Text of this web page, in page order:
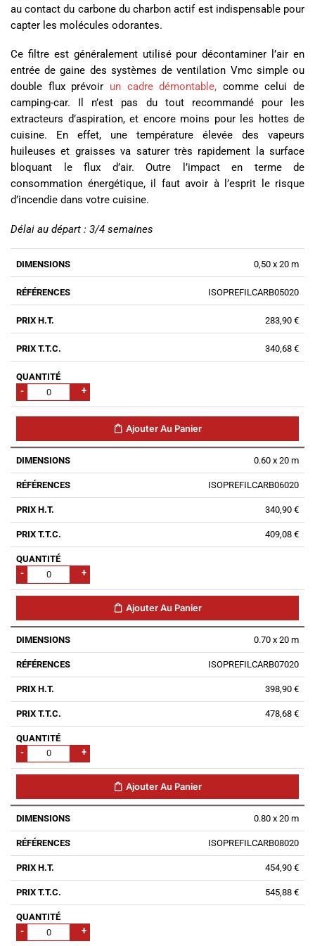
au contact du carbone du charbon actif est indispensable pour
capter les molécules odorantes.
Ce filtre est généralement utilisé pour décontaminer l’air en
entrée de gaine des systèmes de ventilation Vmc simple ou
double flux prévoir un cadre démontable, comme celui de
camping-car. Il n’est pas du tout recommandé pour les
extracteurs d’aspiration, et encore moins pour les hottes de
cuisine. En effet, une température élevée des vapeurs
huileuses et graisses va saturer très rapidement la surface
bloquant le flux d’air. Outre l’impact en terme de
consommation énergétique, il faut avoir à l’esprit le risque
d’incendie dans votre cuisine.
Délai au départ : 3/4 semaines
0,50 x 20 m
ISOPREFILCARB05020
283,90 €
340,68 €
- +
Ajouter Au Panier
0.60 x 20 m
ISOPREFILCARB06020
340,90 €
409,08 €
- +
Ajouter Au Panier
0.70 x 20 m
ISOPREFILCARB07020
398,90 €
478,68 €
- +
Ajouter Au Panier
0.80 x 20 m
ISOPREFILCARB08020
454,90 €
545,88 €
- +